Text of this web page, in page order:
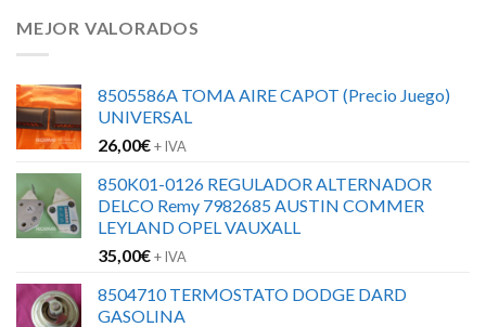
MEJOR VALORADOS
8505586A TOMA AIRE CAPOT (Precio Juego)
UNIVERSAL
26,00€+ IVA
850K01-0126 REGULADOR ALTERNADOR
DELCO Remy 7982685 AUSTIN COMMER
LEYLAND OPEL VAUXALL
35,00€+ IVA
8504710 TERMOSTATO DODGE DARD
GASOLINA